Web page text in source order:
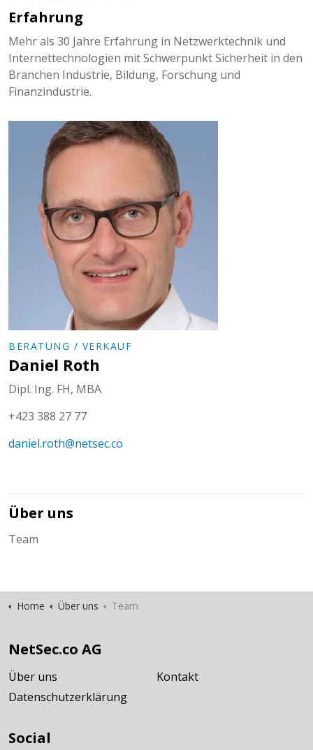
Erfahrung
Mehr als 30 Jahre Erfahrung in Netzwerktechnik und
Internettechnologien mit Schwerpunkt Sicherheit in den
Branchen Industrie, Bildung, Forschung und
Finanzindustrie.
BERATUNG / VERKAUF
Daniel Roth
Dipl. Ing. FH, MBA
+423 388 27 77
daniel.roth@netsec.co
Über uns
Team
Home Über uns Team
NetSec.co AG
Über uns
Kontakt
Datenschutzerklärung
Social